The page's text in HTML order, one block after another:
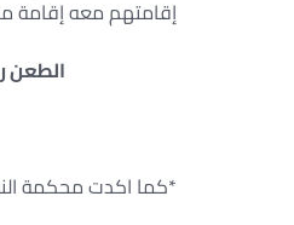
إقامتهم معه إقامة
الطعن رقم 2533 لسنة 60 ق – جلسة 22/6/1995 ،الطعن
*كما اكدت محكمة